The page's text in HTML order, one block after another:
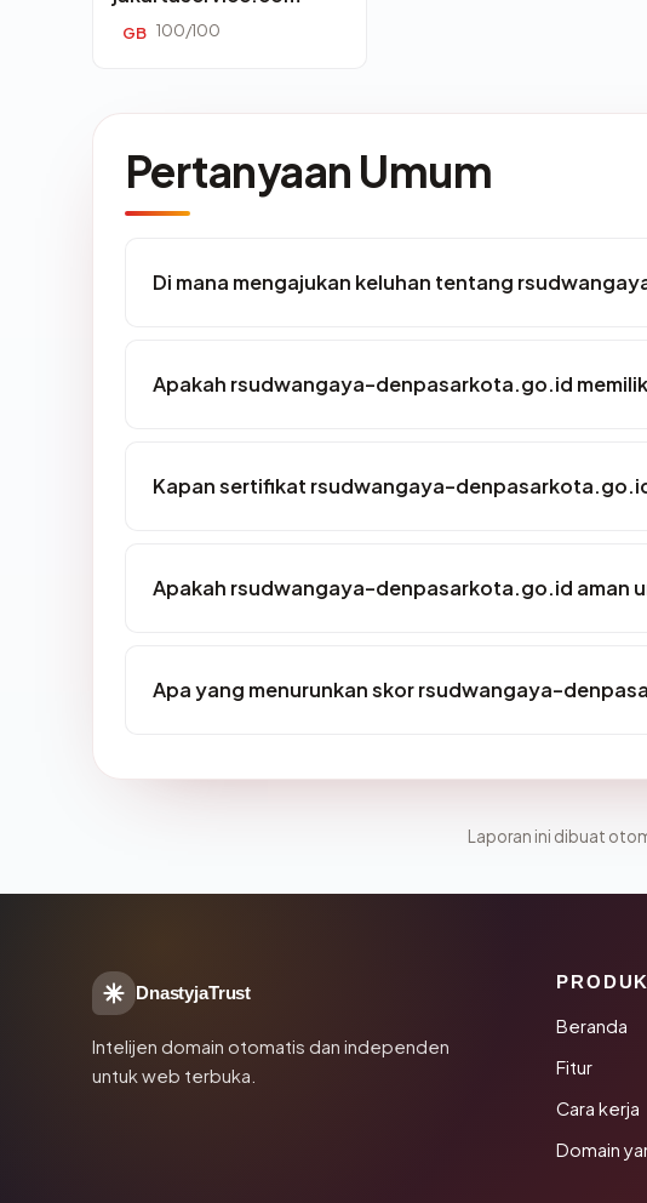
GB 100/100
Pertanyaan Umum
Di mana mengajukan keluhan tentang
Apakah rsudwangaya-denpasarkota.go.id
Kapan sertifikat rsudwangaya-
Apakah rsudwangaya-denpasarkota.go.id aman
Apa yang menurunkan skor rsudwangaya-
Laporan ini dibuat
DnastyjaTrust
Intelijen domain otomatis dan independen
untuk web terbuka.
PRODUK
Beranda
Fitur
Cara kerja
Domain